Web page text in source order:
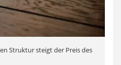
Struktur steigt der Preis des